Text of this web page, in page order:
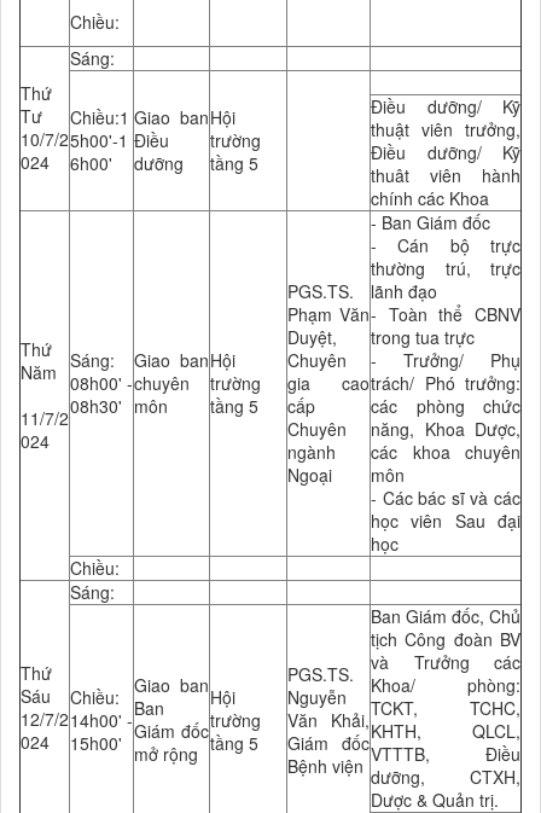
Chiều:
Thứ
Tư
10/7/2
024
Sáng:
Chiều:1
5h00'-1
6h00'
Giao ban
Điều
dưỡng
Hội
trường
tầng 5
Điều dưỡng/ Kỹ
thuật viên trưởng,
Điều dưỡng/ Kỹ
thuât viên hành
chính các Khoa
Thứ
Năm
11/7/2
024
Sáng:
08h00' -
08h30'
Giao ban
chuyên
môn
Hội
trường
tầng 5
PGS.TS.
Phạm Văn
Duyệt,
Chuyên
gia cao
cấp
Chuyên
ngành
Ngoại
- Ban Giám đốc
- Cán bộ trực
thường trú, trực
lãnh đạo
- Toàn thể CBNV
trong tua trực
- Trưởng/ Phụ
trách/ Phó trưởng:
các phòng chức
năng, Khoa Dược,
các khoa chuyên
môn
- Các bác sĩ và các
học viên Sau đại
học
Chiều:
Thứ
Sáu
12/7/2
024
Sáng:
Chiều:
14h00' -
15h00'
Giao ban
Ban
Giám đốc
mở rộng
Hội
trường
tầng 5
PGS.TS.
Nguyễn
Văn Khải,
Giám đốc
Bệnh viện
Ban Giám đốc, Chủ
tịch Công đoàn BV
và Trưởng các
Khoa/ phòng:
TCKT, TCHC,
KHTH, QLCL,
VTTTB, Điều
dưỡng, CTXH,
Dược & Quản trị.